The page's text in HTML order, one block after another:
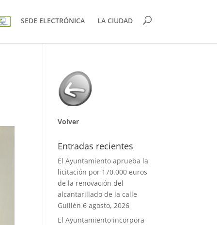
SEDE ELECTRÓNICA LA CIUDAD
Volver
Entradas recientes
El Ayuntamiento aprueba la
licitación por 170.000 euros
de la renovación del
alcantarillado de la calle
Guillén 6 agosto, 2026
El Ayuntamiento incorpora